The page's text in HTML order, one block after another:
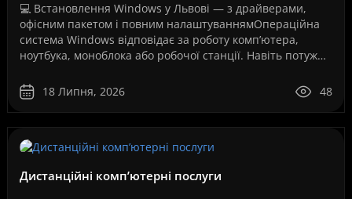
💻 Встановлення Windows у Львові — з драйверами,
офісним пакетом і повним налаштуваннямОпераційна
система Windows відповідає за роботу комп’ютера,
ноутбука, моноблока або робочої станції. Навіть потужне
18 Липня, 2026
48
Дистанційні комп’ютерні послуги